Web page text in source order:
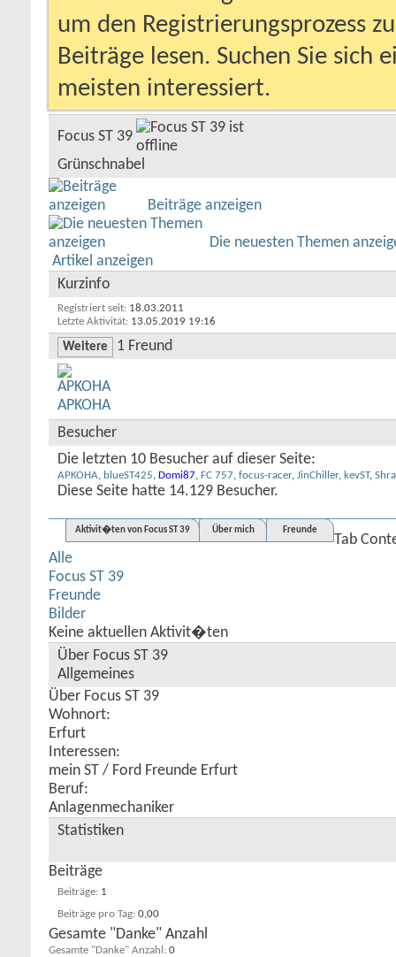
um den Registrierungsprozess
Beiträge lesen. Suchen Sie sich
meisten interessiert.
Focus ST 39
Grünschnabel
Beiträge anzeigen
Die neuesten Themen
Artikel anzeigen
Kurzinfo
Registriert seit 18.03.2011
Letzte Aktivität 13.05.2019 19:16
Weitere 1 Freund
APKOHA
Besucher
Die letzten 10 Besucher auf dieser Seite:
APKOHA, blueST425, Domi87, FC 757, focus-racer, JinChiller, kevST,
Diese Seite hatte 14.129 Besucher.
Aktivit�ten von Focus ST 39 Über mich Freunde
Tab
Alle
Focus ST 39
Freunde
Bilder
Keine aktuellen Aktivit�ten
Über Focus ST 39
Allgemeines
Über Focus ST 39
Wohnort:
Erfurt
Interessen:
mein ST / Ford Freunde Erfurt
Beruf:
Anlagenmechaniker
Statistiken
Beiträge
Beiträge 1
Beiträge pro Tag 0,00
Gesamte "Danke" Anzahl
Gesamte "Danke" Anzahl 0